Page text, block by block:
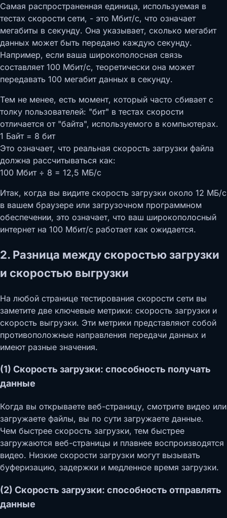
Самая распространенная единица, используемая в
тестах скорости сети, - это Мбит/с, что означает
мегабиты в секунду. Она указывает, сколько мегабит
данных может быть передано каждую секунду.
Например, если ваша широкополосная связь
составляет 100 Мбит/с, теоретически она может
передавать 100 мегабит данных в секунду.
Тем не менее, есть момент, который часто сбивает с
толку пользователей: "бит" в тестах скорости
отличается от "байта", используемого в компьютерах.
1 Байт = 8 бит
Это означает, что реальная скорость загрузки файла
должна рассчитываться как:
100 Мбит ÷ 8 = 12,5 МБ/с
Итак, когда вы видите скорость загрузки около 12 МБ/с
в вашем браузере или загрузочном программном
обеспечении, это означает, что ваш широкополосный
интернет на 100 Мбит/с работает как ожидается.
2. Разница между скоростью загрузки
и скоростью выгрузки
На любой странице тестирования скорости сети вы
заметите две ключевые метрики: скорость загрузки и
скорость выгрузки. Эти метрики представляют собой
противоположные направления передачи данных и
имеют разные значения.
(1) Скорость загрузки: способность получать
данные
Когда вы открываете веб-страницу, смотрите видео или
загружаете файлы, вы по сути загружаете данные.
Чем быстрее скорость загрузки, тем быстрее
загружаются веб-страницы и плавнее воспроизводятся
видео. Низкие скорости загрузки могут вызывать
буферизацию, задержки и медленное время загрузки.
(2) Скорость загрузки: способность отправлять
данные